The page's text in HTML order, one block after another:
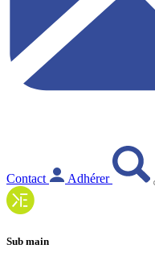
Contact Adhérer
Sub main